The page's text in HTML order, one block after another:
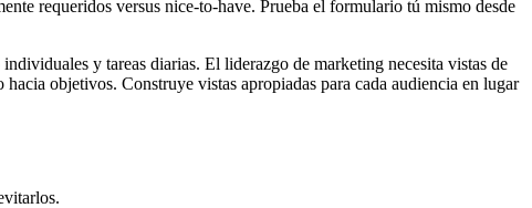
requeridos versus nice-to-have. Prueba el formulario tú mismo desde
y tareas diarias. El liderazgo de marketing necesita vistas de
objetivos. Construye vistas apropiadas para cada audiencia en lugar